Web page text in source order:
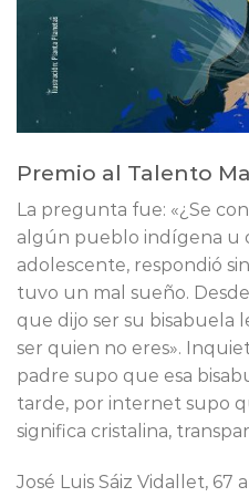
Premio al Talento
La pregunta fue: «¿Se
algún pueblo indígena u
adolescente, respondió
tuvo un mal sueño.
que dijo ser su bisabuela
ser quien no eres».
padre supo que esa
tarde, por internet supo
significa cristalina,
José Luis Sáiz Vidallet, 67